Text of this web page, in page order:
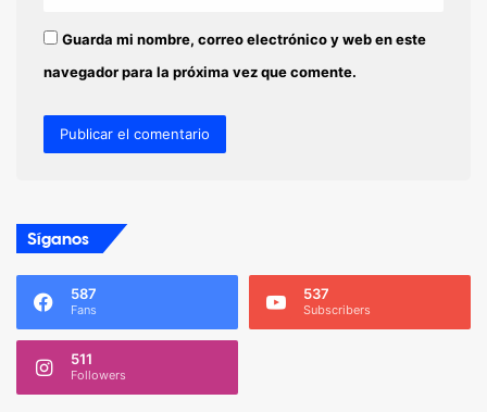
Guarda mi nombre, correo electrónico y web en este
navegador para la próxima vez que comente.
Síganos
587
Fans
537
Subscribers
511
Followers